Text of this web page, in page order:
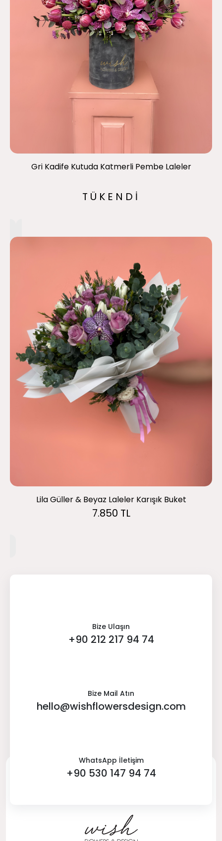
Gri Kadife Kutuda Katmerli Pembe Laleler
TÜKENDİ
Lila Güller & Beyaz Laleler Karışık Buket
7.850 TL
Bize Ulaşın
+90 212 217 94 74
Bize Mail Atın
hello@wishflowersdesign.com
WhatsApp İletişim
+90 530 147 94 74